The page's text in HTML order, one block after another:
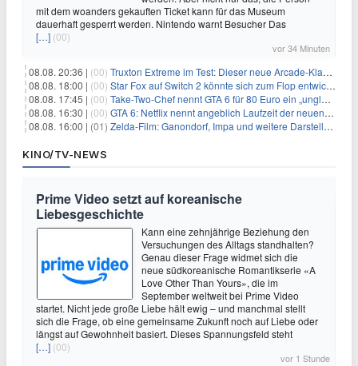
mit dem woanders gekauften Ticket kann für das Museum
dauerhaft gesperrt werden. Nintendo warnt Besucher Das
[…] (00)
vor 34 Minuten
08.08. 20:36 | (00) Truxton Extreme im Test: Dieser neue Arcade-Klassiker verzeiht dir gar nichts
08.08. 18:00 | (00) Star Fox auf Switch 2 könnte sich zum Flop entwickeln
08.08. 17:45 | (00) Take-Two-Chef nennt GTA 6 für 80 Euro ein „unglaubliches Schnäppchen“
08.08. 16:30 | (00) GTA 6: Netflix nennt angeblich Laufzeit der neuen Gameplay-Präsentation
08.08. 16:00 | (01) Zelda-Film: Ganondorf, Impa und weitere Darsteller sollen feststehen
KINO/TV-NEWS
Prime Video setzt auf koreanische
Liebesgeschichte
Kann eine zehnjährige Beziehung den
Versuchungen des Alltags standhalten?
Genau dieser Frage widmet sich die
neue südkoreanische Romantikserie «A
Love Other Than Yours», die im
September weltweit bei Prime Video
startet. Nicht jede große Liebe hält ewig – und manchmal stellt
sich die Frage, ob eine gemeinsame Zukunft noch auf Liebe oder
längst auf Gewohnheit basiert. Dieses Spannungsfeld steht
[…] (00)
vor 1 Stunde